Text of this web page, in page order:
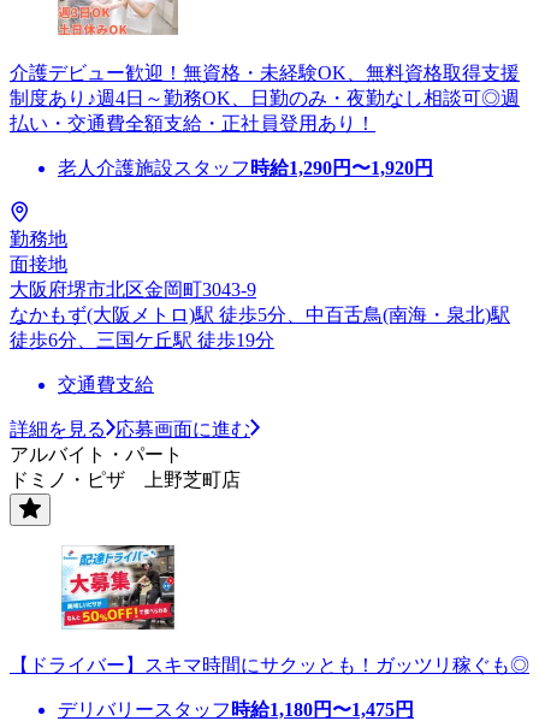
介護デビュー歓迎！無資格・未経験OK、無料資格取得支援
制度あり♪週4日～勤務OK、日勤のみ・夜勤なし相談可◎週
払い・交通費全額支給・正社員登用あり！
老人介護施設スタッフ 時給1,290円〜1,920円
勤務地
面接地
大阪府堺市北区金岡町3043-9
なかもず(大阪メトロ)駅 徒歩5分、中百舌鳥(南海・泉北)駅
徒歩6分、三国ケ丘駅 徒歩19分
交通費支給
詳細を見る
応募画面に進む
アルバイト・パート
ドミノ・ピザ 上野芝町店
【ドライバー】スキマ時間にサクッとも！ガッツリ稼ぐも◎
デリバリースタッフ 時給1,180円〜1,475円